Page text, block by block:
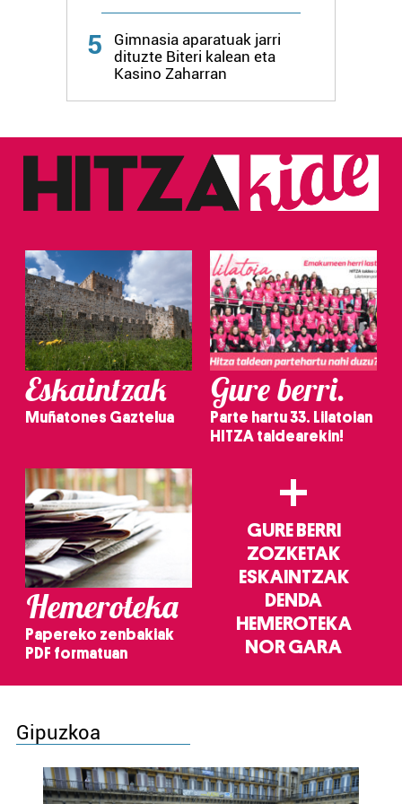
Webgune honek cookie propioak eta hirugarrenen cookie-
fitxategiak erabiltzen ditu. Zure esperientzia eta
zerbitzuak hobetzeko asmoz, cookie teknologiaz
baliatzen gara. Ohar hau onartuz gero, teknologia hori
erabiltzeko baimen esplizitua ematen diguzu.Gehiago
5
Gimnasia aparatuak jarri
dituzte Biteri kalean eta
Kasino Zaharran
Eskaintzak
Muñatones Gaztelua
Gure berri.
Parte hartu 33. Lilatoian
HITZA taldearekin!
Hemeroteka
Papereko zenbakiak
PDF formatuan
+
GURE BERRI
ZOZKETAK
ESKAINTZAK
DENDA
HEMEROTEKA
NOR GARA
Gipuzkoa